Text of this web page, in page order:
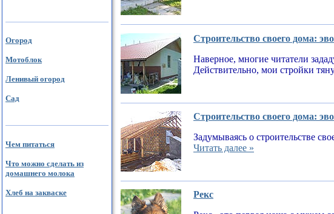
Огород
Мотоблок
Ленивый огород
Сад
Чем питаться
Что можно сделать из
домашнего молока
Хлеб на закваске
Строительство своего дома:
Наверное, многие читатели
Действительно, мои стройки
Строительство своего дома:
Задумываясь о строительстве
Читать далее »
Рекс